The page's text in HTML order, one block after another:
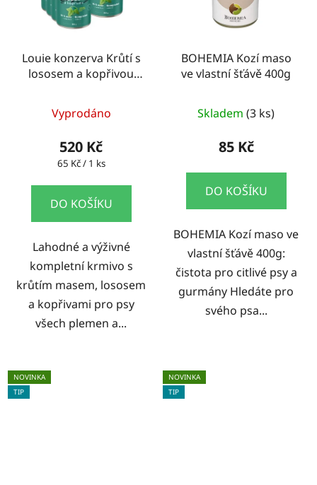
Louie konzerva Krůtí s
lososem a kopřivou
Vyprodáno
520 Kč
Měrná
65 Kč / 1 ks
DO KOŠÍKU
Lahodné a výživné
kompletní krmivo s
krůtím masem, lososem
a kopřivami pro psy
všech plemen a...
BOHEMIA Kozí maso
ve vlastní šťávě 400g
Skladem (3 ks)
85 Kč
DO KOŠÍKU
BOHEMIA Kozí maso ve
vlastní šťávě 400g:
čistota pro citlivé psy a
gurmány Hledáte pro
svého psa...
NOVINKA
TIP
NOVINKA
TIP